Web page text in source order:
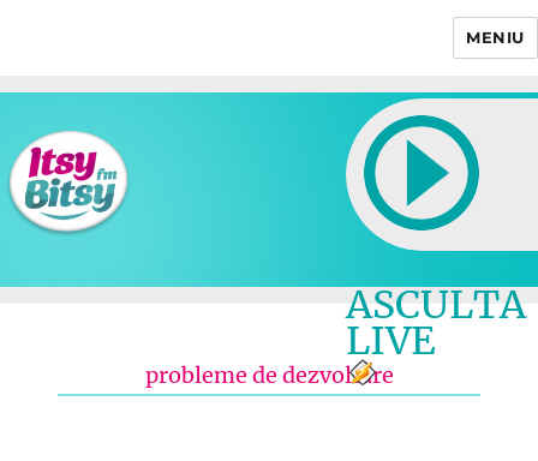
MENIU
ASCULTA
LIVE
probleme de dezvoltare